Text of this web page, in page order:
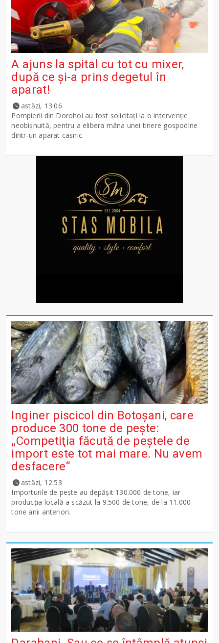
A ajuns la spital cu tot cu mixer,
după ce și-a prins degetul în
aparat!
astăzi, 13:06
Pompierii din Dorohoi au fost solicitați la o intervenție
neobișnuită, pentru a elibera mâna unei tinere gospodine
dintr-un aparat casnic.
Inginer piscicol din Botoşani, care
produce 300 tone de peşte:
„Competiţia făcută de peştele de
import este tot mai mare. Nu avem
desfacere“
astăzi, 12:53
Importurile de peşte au depăşit 130.000 de tone, iar
producţia locală a scăzut la 9.500 de tone, de la 11.000
tone anii anteriori.